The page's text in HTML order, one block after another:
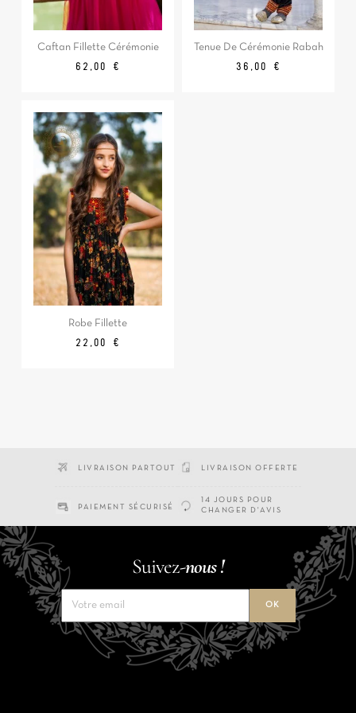
Caftan Fillette Cérémonie
Prix
62,00 €
Tenue De Cérémonie Rabah
Prix
36,00 €
Robe Fillette
Prix
22,00 €
LIVRAISON PARTOUT LIVRAISON OFFERTE
PAIEMENT SÉCURISÉ
14 JOURS POUR
CHANGER D'AVIS
Suivez-nous !